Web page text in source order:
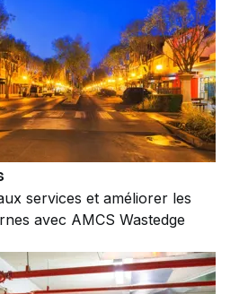
services et améliorer les
avec AMCS Wastedge